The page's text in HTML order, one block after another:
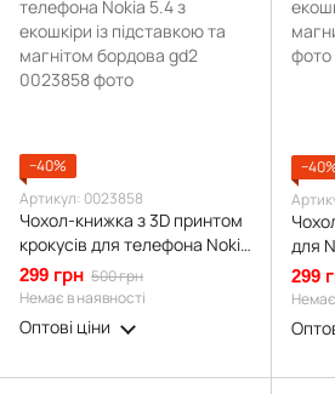
−40%
Артикул: 0023858
Чохол-книжка з 3D принтом
крокусів для телефона Nokia
5.4 з екошкіри із підставкою
та магнітом бордова gd2
299 грн 500 грн
Немає в наявності
Оптові ціни
для
299